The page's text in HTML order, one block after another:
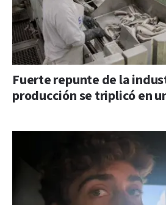
Fuerte repunte de la
producción se triplicó en